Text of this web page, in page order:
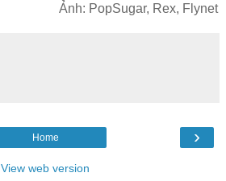
Ảnh: PopSugar, Rex, Flynet
›
Home
View web version